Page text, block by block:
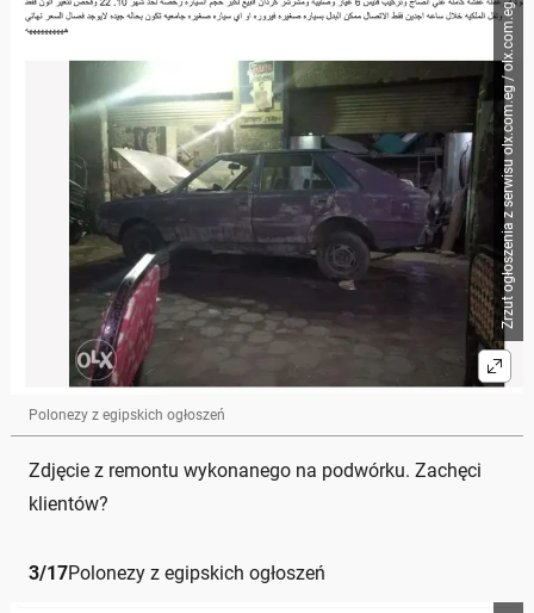
Zrzut ogłoszenia z serwisu olx.com.eg / olx.com.eg
Polonezy z egipskich ogłoszeń
Zdjęcie z remontu wykonanego na podwórku. Zachęci
klientów?
3/17Polonezy z egipskich ogłoszeń